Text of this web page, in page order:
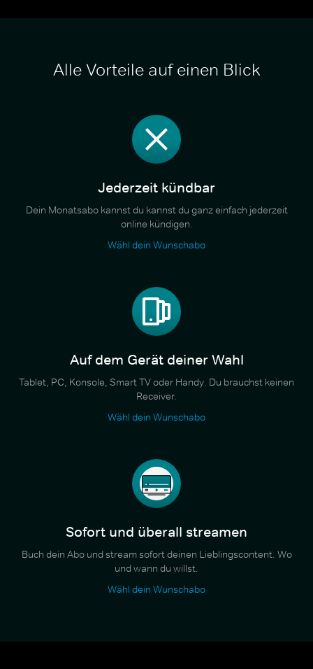
Alle Vorteile auf einen Blick
Jederzeit kündbar
Dein Monatsabo kannst du kannst du ganz einfach jederzeit
online kündigen.
Wähl dein Wunschabo
Auf dem Gerät deiner Wahl
Tablet, PC, Konsole, Smart TV oder Handy. Du brauchst keinen
Receiver.
Wähl dein Wunschabo
Sofort und überall streamen
Buch dein Abo und stream sofort deinen Lieblingscontent. Wo
und wann du willst.
Wähl dein Wunschabo